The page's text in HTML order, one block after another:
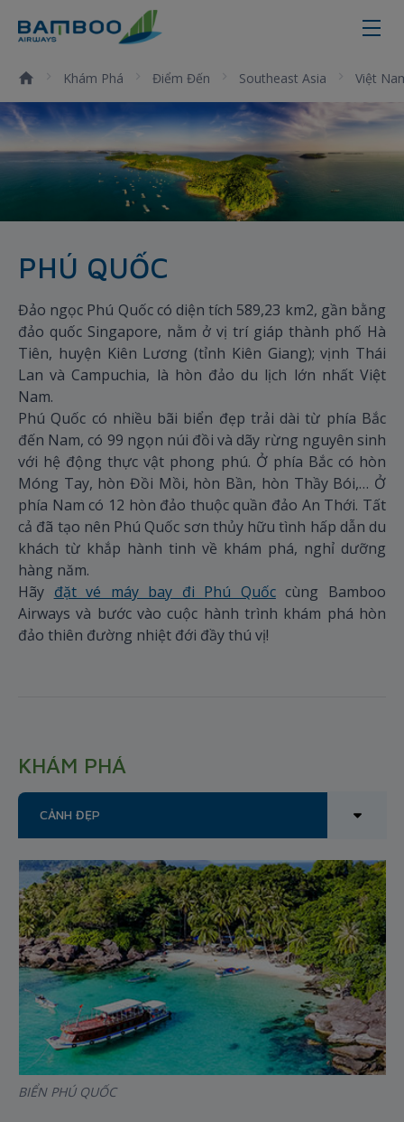
Phú Quốc - Bamboo Airways
Khám Phá Điểm Đến Southeast Asia Việt
PHÚ QUỐC
Đảo ngọc Phú Quốc có diện tích 589,23 km2, gần bằng
đảo quốc Singapore, nằm ở vị trí giáp thành phố Hà
Tiên, huyện Kiên Lương (tỉnh Kiên Giang); vịnh Thái
Lan và Campuchia, là hòn đảo du lịch lớn nhất Việt
Nam.
Phú Quốc có nhiều bãi biển đẹp trải dài từ phía Bắc
đến Nam, có 99 ngọn núi đồi và dãy rừng nguyên sinh
với hệ động thực vật phong phú. Ở phía Bắc có hòn
Móng Tay, hòn Đồi Mồi, hòn Bần, hòn Thầy Bói,… Ở
phía Nam có 12 hòn đảo thuộc quần đảo An Thới. Tất
cả đã tạo nên Phú Quốc sơn thủy hữu tình hấp dẫn du
khách từ khắp hành tinh về khám phá, nghỉ dưỡng
hàng năm.
Hãy đặt vé máy bay đi Phú Quốc cùng Bamboo
Airways và bước vào cuộc hành trình khám phá hòn
đảo thiên đường nhiệt đới đầy thú vị!
KHÁM PHÁ
CẢNH ĐẸP
BIỂN PHÚ QUỐC